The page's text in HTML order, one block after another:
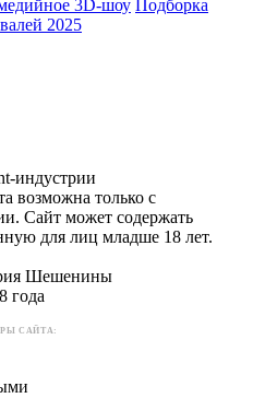
3D-шоу
Подборка
2025
индустрии
возможна только с
Сайт может содержать
для лиц младше 18 лет.
Шешенины
года
САЙТА: